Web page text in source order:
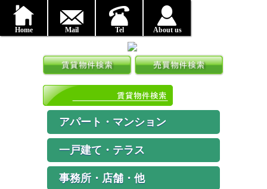
Home Mail Tel About us
アパート・マンション
一戸建て・テラス
事務所・店舗・他